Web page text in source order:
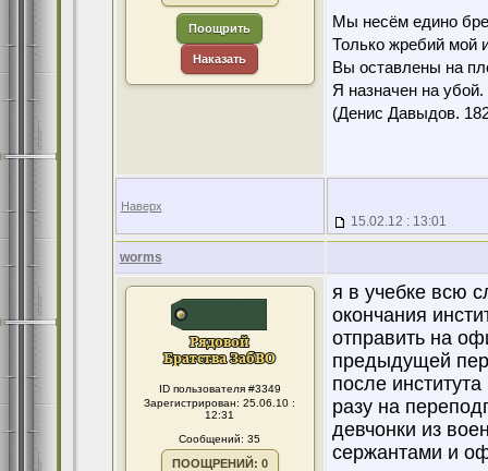
Поощрить
Наказать
Мы несём едино
Только жребий мой
Вы оставлены на
Я назначен на убой.
(Денис Давыдов.
Наверх
15.02.12 : 13:01
worms
ID пользователя #3349
Зарегистрирован: 25.06.10 :
12:31
Сообщений: 35
ПООЩРЕНИЙ: 0
я в учебке всю
окончания
отправить на
предыдущей
после
разу на
девчонки из
сержантами и